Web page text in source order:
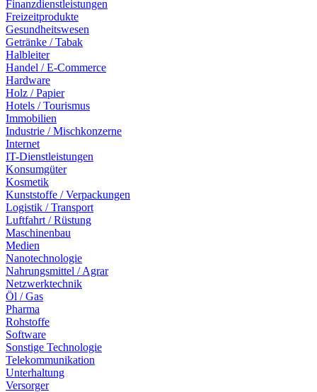
Finanzdienstleistungen
Freizeitprodukte
Gesundheitswesen
Getränke / Tabak
Halbleiter
Handel / E-Commerce
Hardware
Holz / Papier
Hotels / Tourismus
Immobilien
Industrie / Mischkonzerne
Internet
IT-Dienstleistungen
Konsumgüter
Kosmetik
Kunststoffe / Verpackungen
Logistik / Transport
Luftfahrt / Rüstung
Maschinenbau
Medien
Nanotechnologie
Nahrungsmittel / Agrar
Netzwerktechnik
Öl / Gas
Pharma
Rohstoffe
Software
Sonstige Technologie
Telekommunikation
Unterhaltung
Versorger